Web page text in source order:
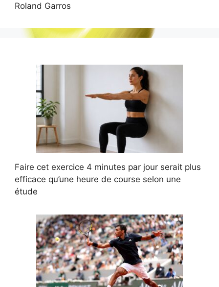
Roland Garros
Faire cet exercice 4 minutes par jour serait plus
efficace qu’une heure de course selon une
étude